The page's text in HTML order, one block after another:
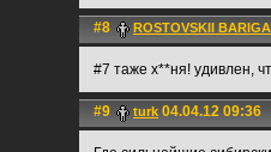
#8 ROSTOVSKII BARIGA
#7 таже х**ня! удивлен,
#9 turk 04.04.12 09:36